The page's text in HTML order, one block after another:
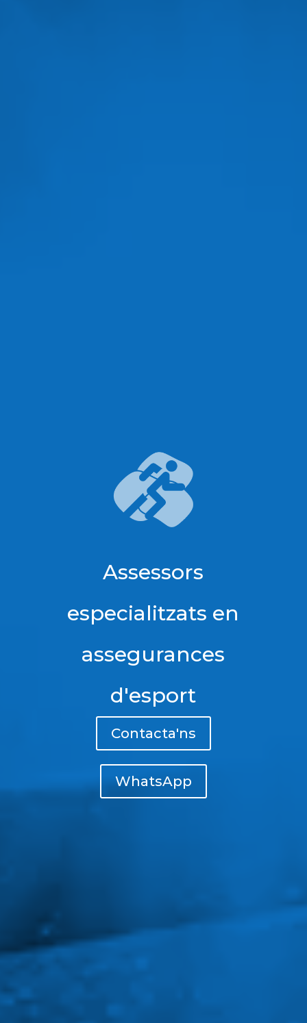
Assessors
especialitzats en
assegurances
d'esport
Contacta'ns
WhatsApp